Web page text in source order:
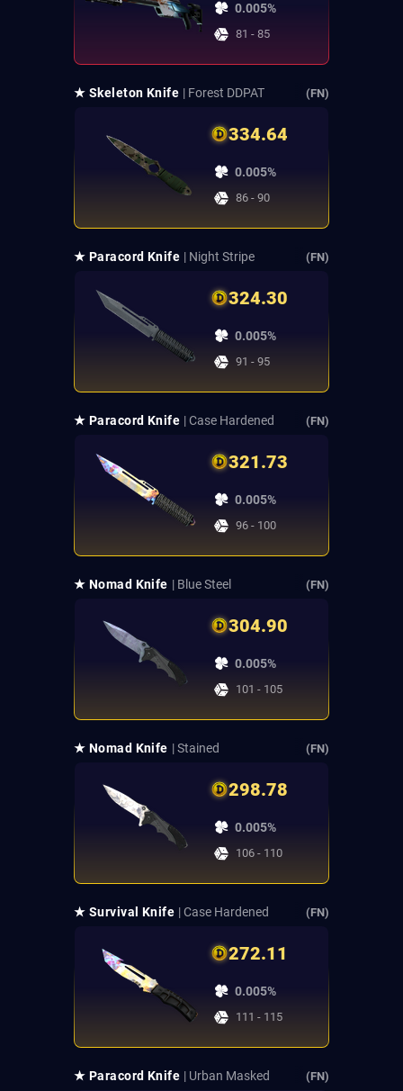
0.005%
81 - 85
★ Skeleton Knife | Forest DDPAT (FN)
334.64
0.005%
86 - 90
★ Paracord Knife | Night Stripe (FN)
324.30
0.005%
91 - 95
★ Paracord Knife | Case Hardened (FN)
321.73
0.005%
96 - 100
★ Nomad Knife | Blue Steel (FN)
304.90
0.005%
101 - 105
★ Nomad Knife | Stained (FN)
298.78
0.005%
106 - 110
★ Survival Knife | Case Hardened (FN)
272.11
0.005%
111 - 115
★ Paracord Knife | Urban Masked (FN)